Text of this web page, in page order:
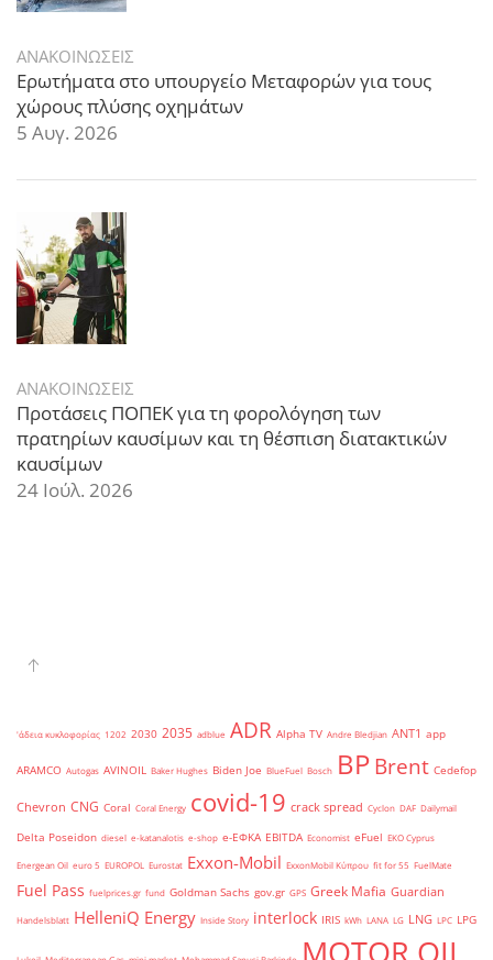
ΑΝΑΚΟΙΝΩΣΕΙΣ
Ερωτήματα στο υπουργείο Μεταφορών για τους
χώρους πλύσης οχημάτων
5 Αυγ. 2026
ΑΝΑΚΟΙΝΩΣΕΙΣ
Προτάσεις ΠΟΠΕΚ για τη φορολόγηση των
πρατηρίων καυσίμων και τη θέσπιση διατακτικών
καυσίμων
24 Ιούλ. 2026
'άδεια κυκλοφορίας 1202 2030 2035 adblue ADR Alpha TV Andre Bledjian ANT1 app
ARAMCO Autogas AVINOIL Baker Hughes Biden Joe BlueFuel Bosch BPBrent Cedefop
Chevron CNG Coral Coral Energy covid-19 crack spread Cyclon DAF Dailymail
Delta Poseidon diesel e-katanalotis e-shop e-ΕΦΚΑ EBITDA Economist eFuel EKO Cyprus
Energean Oil euro 5 EUROPOL Eurostat Exxon-Mobil ExxonMobil Κύπρου fit for 55 FuelMate
Fuel Pass fuelprices.gr fund Goldman Sachs gov.gr GPS Greek Mafia Guardian
Handelsblatt HelleniQ Energy Inside Story interlock IRIS kWh LANA LG LNG LPC LPG